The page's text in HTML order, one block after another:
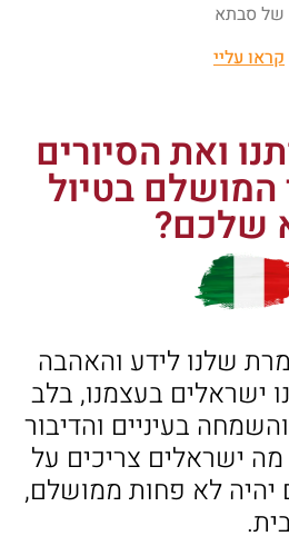
של סבתא
קראו עליי
ואת הסיורים
המושלם בטיול
שלכם?
שלנו לידע והאהבה
ישראלים בעצמנו, בלב
בעיניים והדיבור
מה ישראלים צריכים על
לא פחות ממושלם,